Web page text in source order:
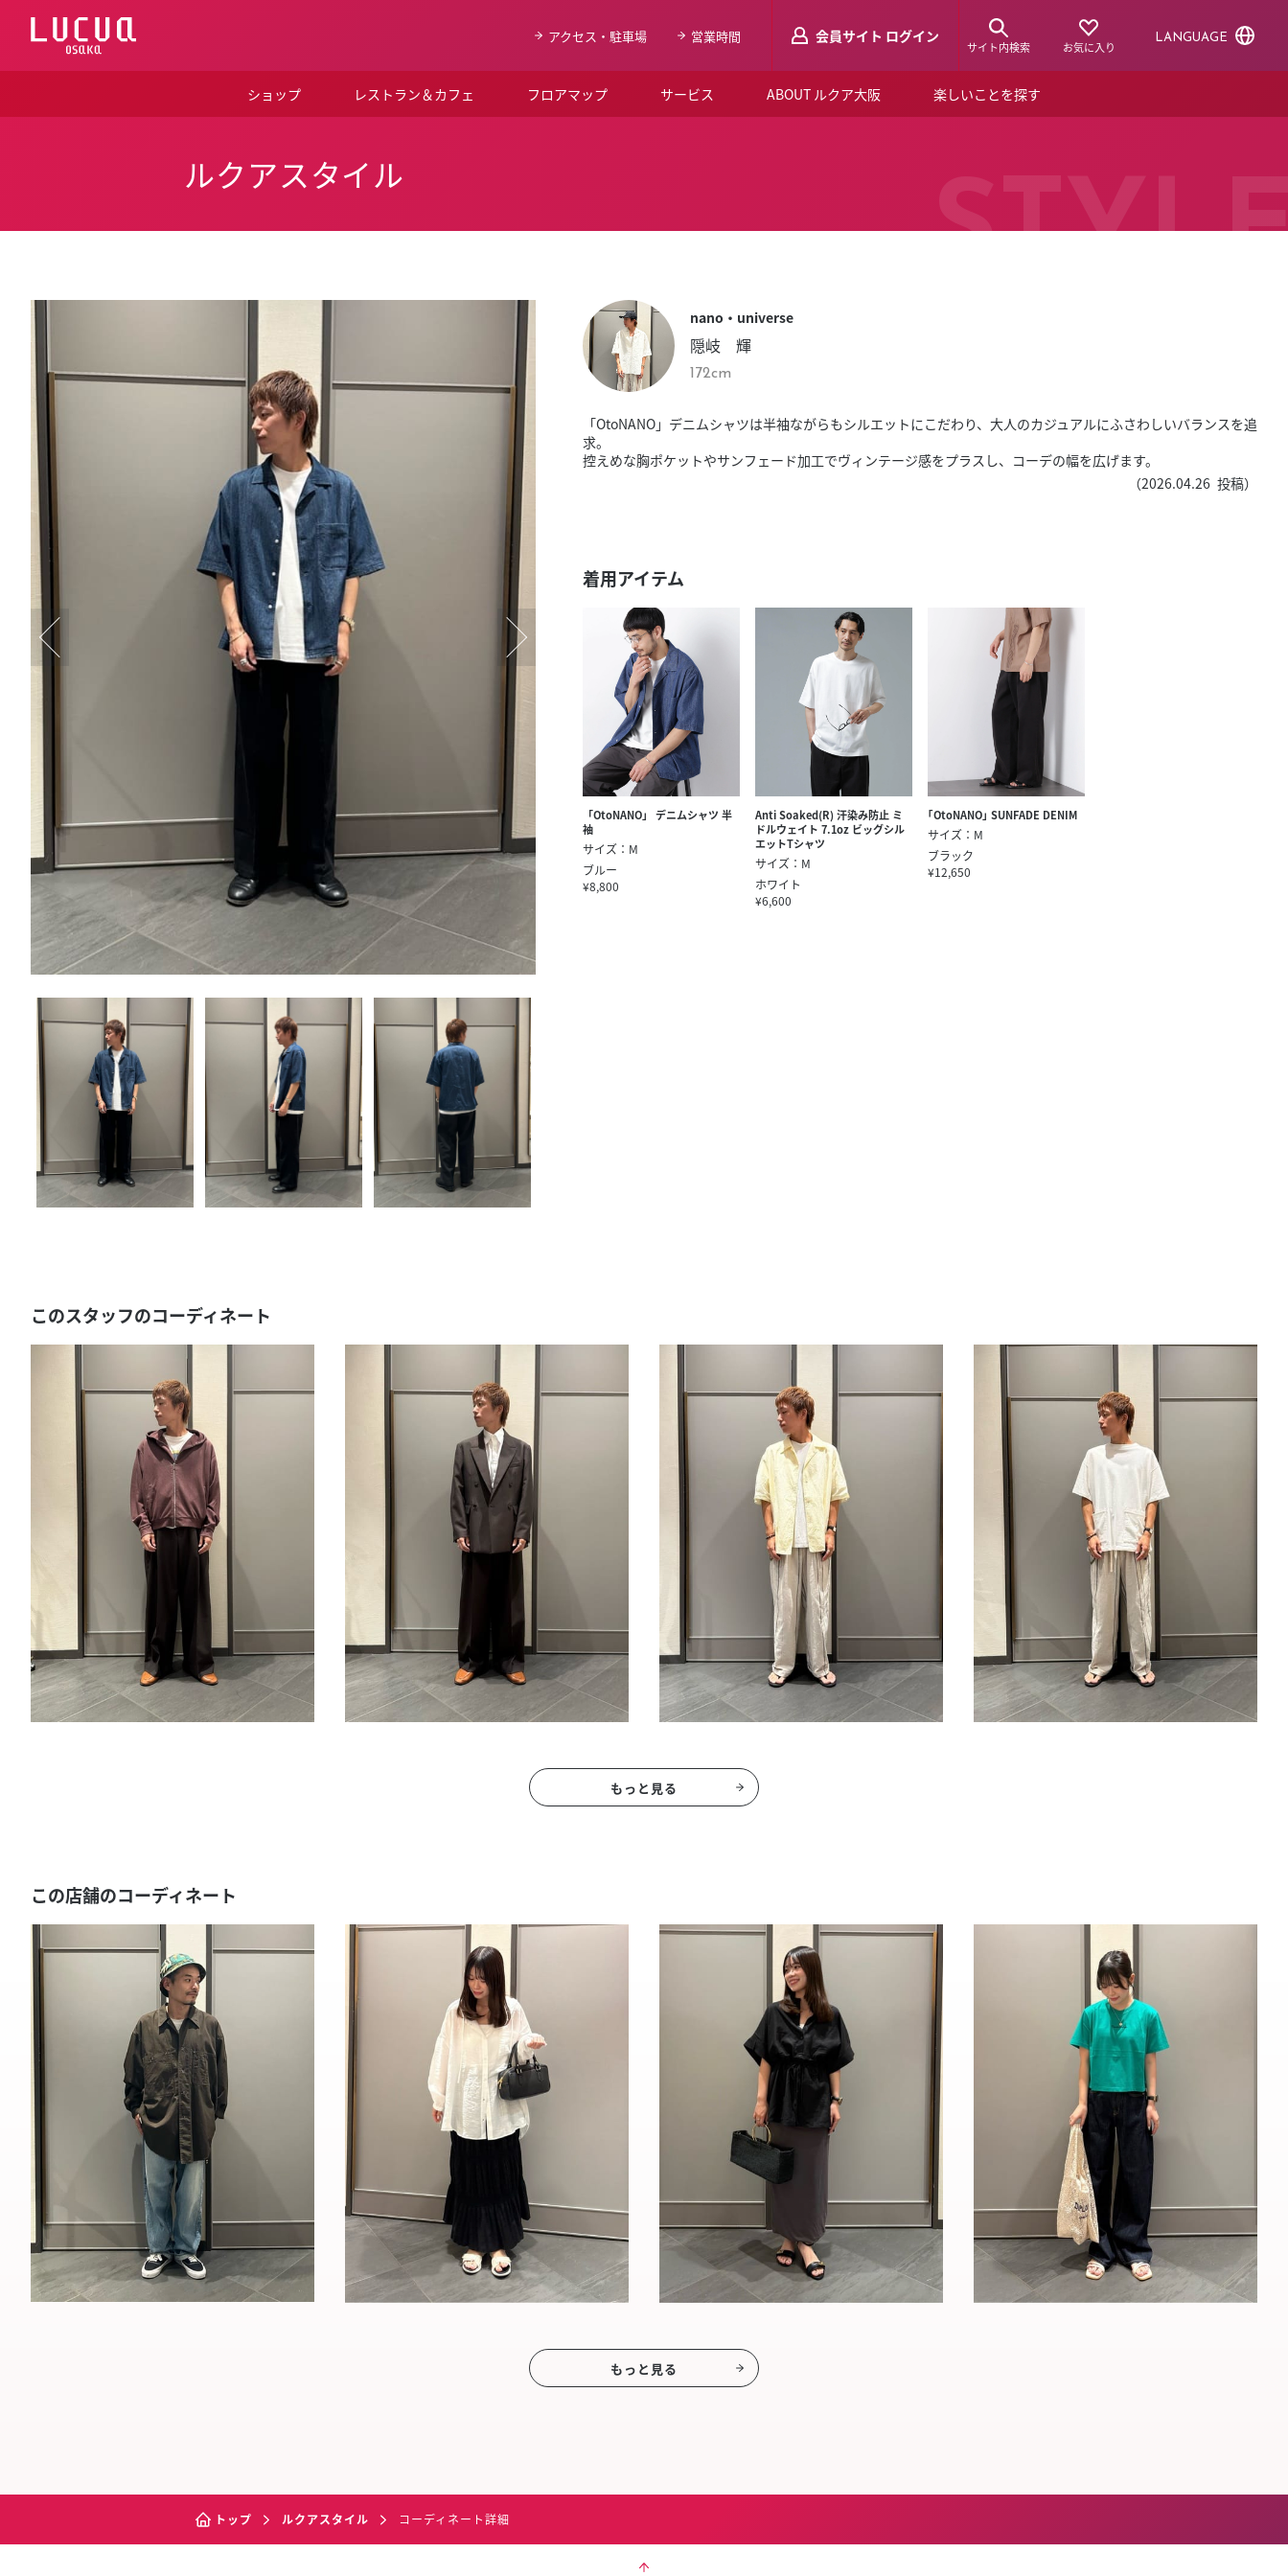
ス
アクセス・駐車場 営業時間 会員サイト ログイン
サイト内検索 お気に入り
LANGUAGE
ショップ レストラン＆カフェ フロアマップ サービス ABOUT ルクア大阪
SNSアカウント一覧
LUCUAブライダルクラブ
スタッフ募集（長期で働きたい方）
楽しいことを探す
ショップニュース
ルクアスタイル
ルクアスタイル
nano・universe
隠岐 輝
172cm
「OtoNANO」デニムシャツは半袖ながらもシルエットにこだわり、大人のカジュアルにふさわしいバランスを追
求。
控えめな胸ポケットやサンフェード加工でヴィンテージ感をプラスし、コーデの幅を広げます。
（2026.04.26 投稿）
着用アイテム
「OtoNANO」 デニムシャツ 半
袖
サイズ：M
ブルー
¥8,800
Anti Soaked(R) 汗染み防止 ミ
ドルウェイト 7.1oz ビッグシル
エットTシャツ
サイズ：M
ホワイト
¥6,600
｢OtoNANO｣ SUNFADE DENIM
サイズ：M
ブラック
¥12,650
このスタッフのコーディネート
もっと見る
この店舗のコーディネート
もっと見る
トップ ルクアスタイル コーディネート詳細